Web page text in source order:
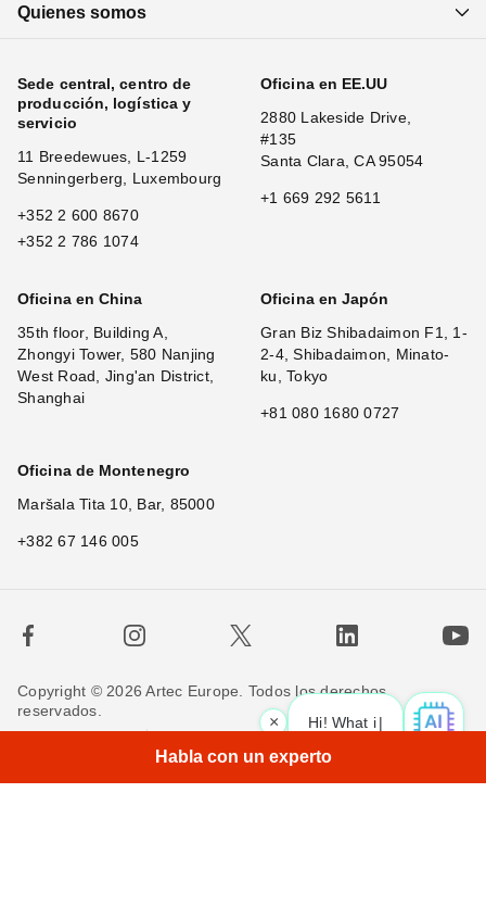
Hi! What is your request?
Quienes somos
Sede central, centro de
producción, logística y
servicio
11 Breedewues, L-1259
Senningerberg, Luxembourg
+352 2 600 8670
+352 2 786 1074
Oficina en EE.UU
2880 Lakeside Drive,
#135
Santa Clara, CA 95054
+1 669 292 5611
Oficina en China
35th floor, Building A,
Zhongyi Tower, 580 Nanjing
West Road, Jing'an District,
Shanghai
Oficina en Japón
Gran Biz Shibadaimon F1, 1-
2-4, Shibadaimon, Minato-
ku, Tokyo
+81 080 1680 0727
Oficina de Montenegro
Maršala Tita 10, Bar, 85000
+382 67 146 005
Copyright © 2026 Artec Europe. Todos los derechos
reservados.
Política de privacidad
Política de cookies
Habla con un experto